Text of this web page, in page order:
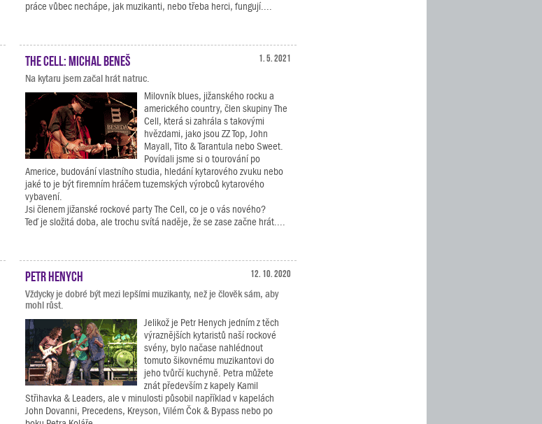
práce vůbec nechápe, jak muzikanti, nebo třeba herci, fungují....
1. 5. 2021
The Cell: Michal Beneš
Na kytaru jsem začal hrát natruc.
Milovník blues, jižanského rocku a
amerického country, člen skupiny The
Cell, která si zahrála s takovými
hvězdami, jako jsou ZZ Top, John
Mayall, Tito & Tarantula nebo Sweet.
Povídali jsme si o tourování po
Americe, budování vlastního studia, hledání kytarového zvuku nebo
jaké to je být firemním hráčem tuzemských výrobců kytarového
vybavení.
Jsi členem jižanské rockové party The Cell, co je o vás nového?
Teď je složitá doba, ale trochu svítá naděje, že se zase začne hrát....
12. 10. 2020
Petr Henych
Vždycky je dobré být mezi lepšími muzikanty, než je člověk sám, aby
mohl růst.
Jelikož je Petr Henych jedním z těch
výraznějších kytaristů naší rockové
svény, bylo načase nahlédnout
tomuto šikovnému muzikantovi do
jeho tvůrčí kuchyně. Petra můžete
znát především z kapely Kamil
Střihavka & Leaders, ale v minulosti působil například v kapelách
John Dovanni, Precedens, Kreyson, Vilém Čok & Bypass nebo po